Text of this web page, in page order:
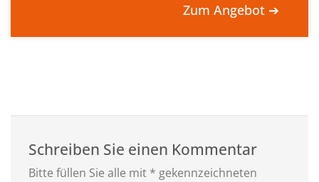
Zum Angebot ➔
Schreiben Sie einen Kommentar
Bitte füllen Sie alle mit * gekennzeichneten